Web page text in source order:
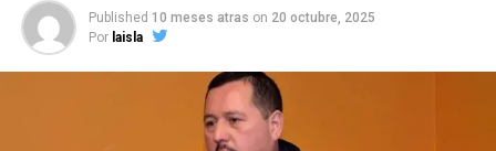
Published 10 meses atras on 20 octubre, 2025
Por laisla